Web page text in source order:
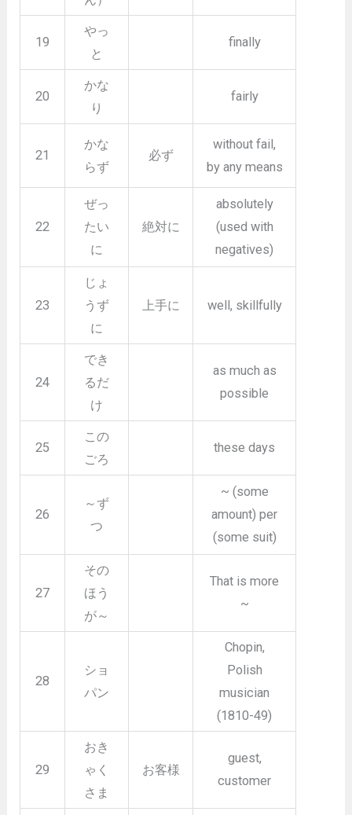
19
やっ
と
finally
20
かな
り
fairly
21
かな
らず
必ず
without fail,
by any means
22
ぜっ
たい
に
絶対に
absolutely
(used with
negatives)
23
じょ
うず
に
上手に well, skillfully
24
でき
るだ
け
as much as
possible
25
この
ごろ
these days
26
～ず
つ
~ (some
amount) per
(some suit)
27
その
ほう
が～
That is more
~
28
ショ
パン
Chopin,
Polish
musician
(1810-49)
29
おき
ゃく
さま
お客様
guest,
customer